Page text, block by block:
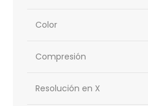
Color
Compresión
Resolución en X